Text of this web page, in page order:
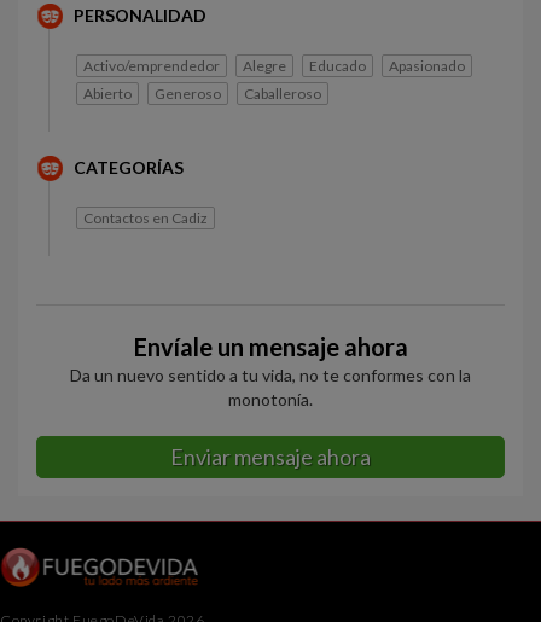
PERSONALIDAD
Activo/emprendedor Alegre Educado
Apasionado
Abierto
Generoso Caballeroso
CATEGORÍAS
Contactos en Cadiz
Envíale un mensaje ahora
Da un nuevo sentido a tu vida, no te conformes con la
monotonía.
Enviar mensaje ahora